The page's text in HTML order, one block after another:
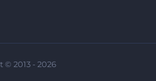
© 2013 - 2026